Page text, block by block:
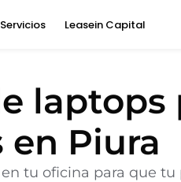
Servicios Leasein Capital
laptops
en Piura
tu oficina para que tu